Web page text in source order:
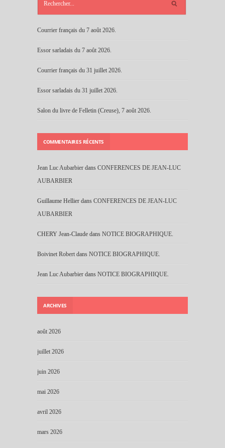
Courrier français du 7 août 2026.
Essor sarladais du 7 août 2026.
Courrier français du 31 juillet 2026.
Essor sarladais du 31 juillet 2026.
Salon du livre de Felletin (Creuse), 7 août 2026.
COMMENTAIRES RÉCENTS
Jean Luc Aubarbier dans CONFERENCES DE JEAN-LUC
AUBARBIER
Guillaume Hellier dans CONFERENCES DE JEAN-LUC
AUBARBIER
CHERY Jean-Claude dans NOTICE BIOGRAPHIQUE.
Boivinet Robert dans NOTICE BIOGRAPHIQUE.
Jean Luc Aubarbier dans NOTICE BIOGRAPHIQUE.
ARCHIVES
août 2026
juillet 2026
juin 2026
mai 2026
avril 2026
mars 2026